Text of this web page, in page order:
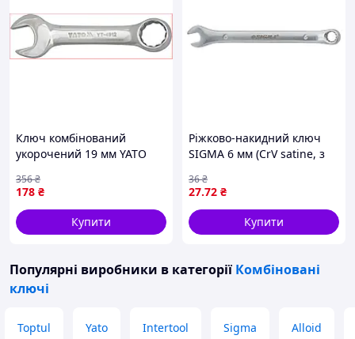
Ключ комбінований
укорочений 19 мм YATO
використання з ріжковою
й накидною головкою
178 ₴
356₴
Купити
Ріжково-накидний ключ
SIGMA 6 мм (CrV satine, з
27.72 ₴
36₴
Купити
Популярні виробники в категорії Комбіновані
ключі
Toptul Yato Intertool Sigma Alloid